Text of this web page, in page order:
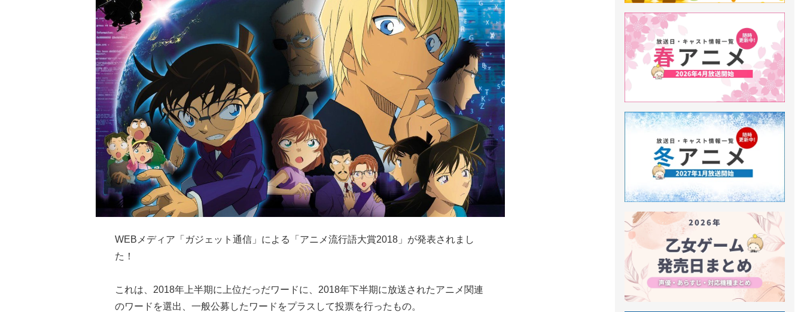
WEBメディア「ガジェット通信」による「アニメ流行語大賞2018」が発表されまし
た！
これは、2018年上半期に上位だっだワードに、2018年下半期に放送されたアニメ関連
のワードを選出、一般公募したワードをプラスして投票を行ったもの。